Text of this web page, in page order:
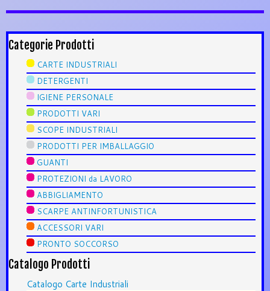
Categorie Prodotti
CARTE INDUSTRIALI
DETERGENTI
IGIENE PERSONALE
PRODOTTI VARI
SCOPE INDUSTRIALI
PRODOTTI PER IMBALLAGGIO
GUANTI
PROTEZIONI da LAVORO
ABBIGLIAMENTO
SCARPE ANTINFORTUNISTICA
ACCESSORI VARI
PRONTO SOCCORSO
Catalogo Prodotti
Catalogo Carte Industriali